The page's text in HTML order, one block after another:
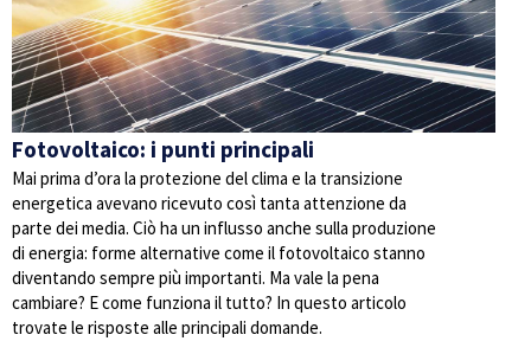
Fotovoltaico: i punti principali
Mai prima d’ora la protezione del clima e la transizione
energetica avevano ricevuto così tanta attenzione da
parte dei media. Ciò ha un influsso anche sulla produzione
di energia: forme alternative come il fotovoltaico stanno
diventando sempre più importanti. Ma vale la pena
cambiare? E come funziona il tutto? In questo articolo
trovate le risposte alle principali domande.